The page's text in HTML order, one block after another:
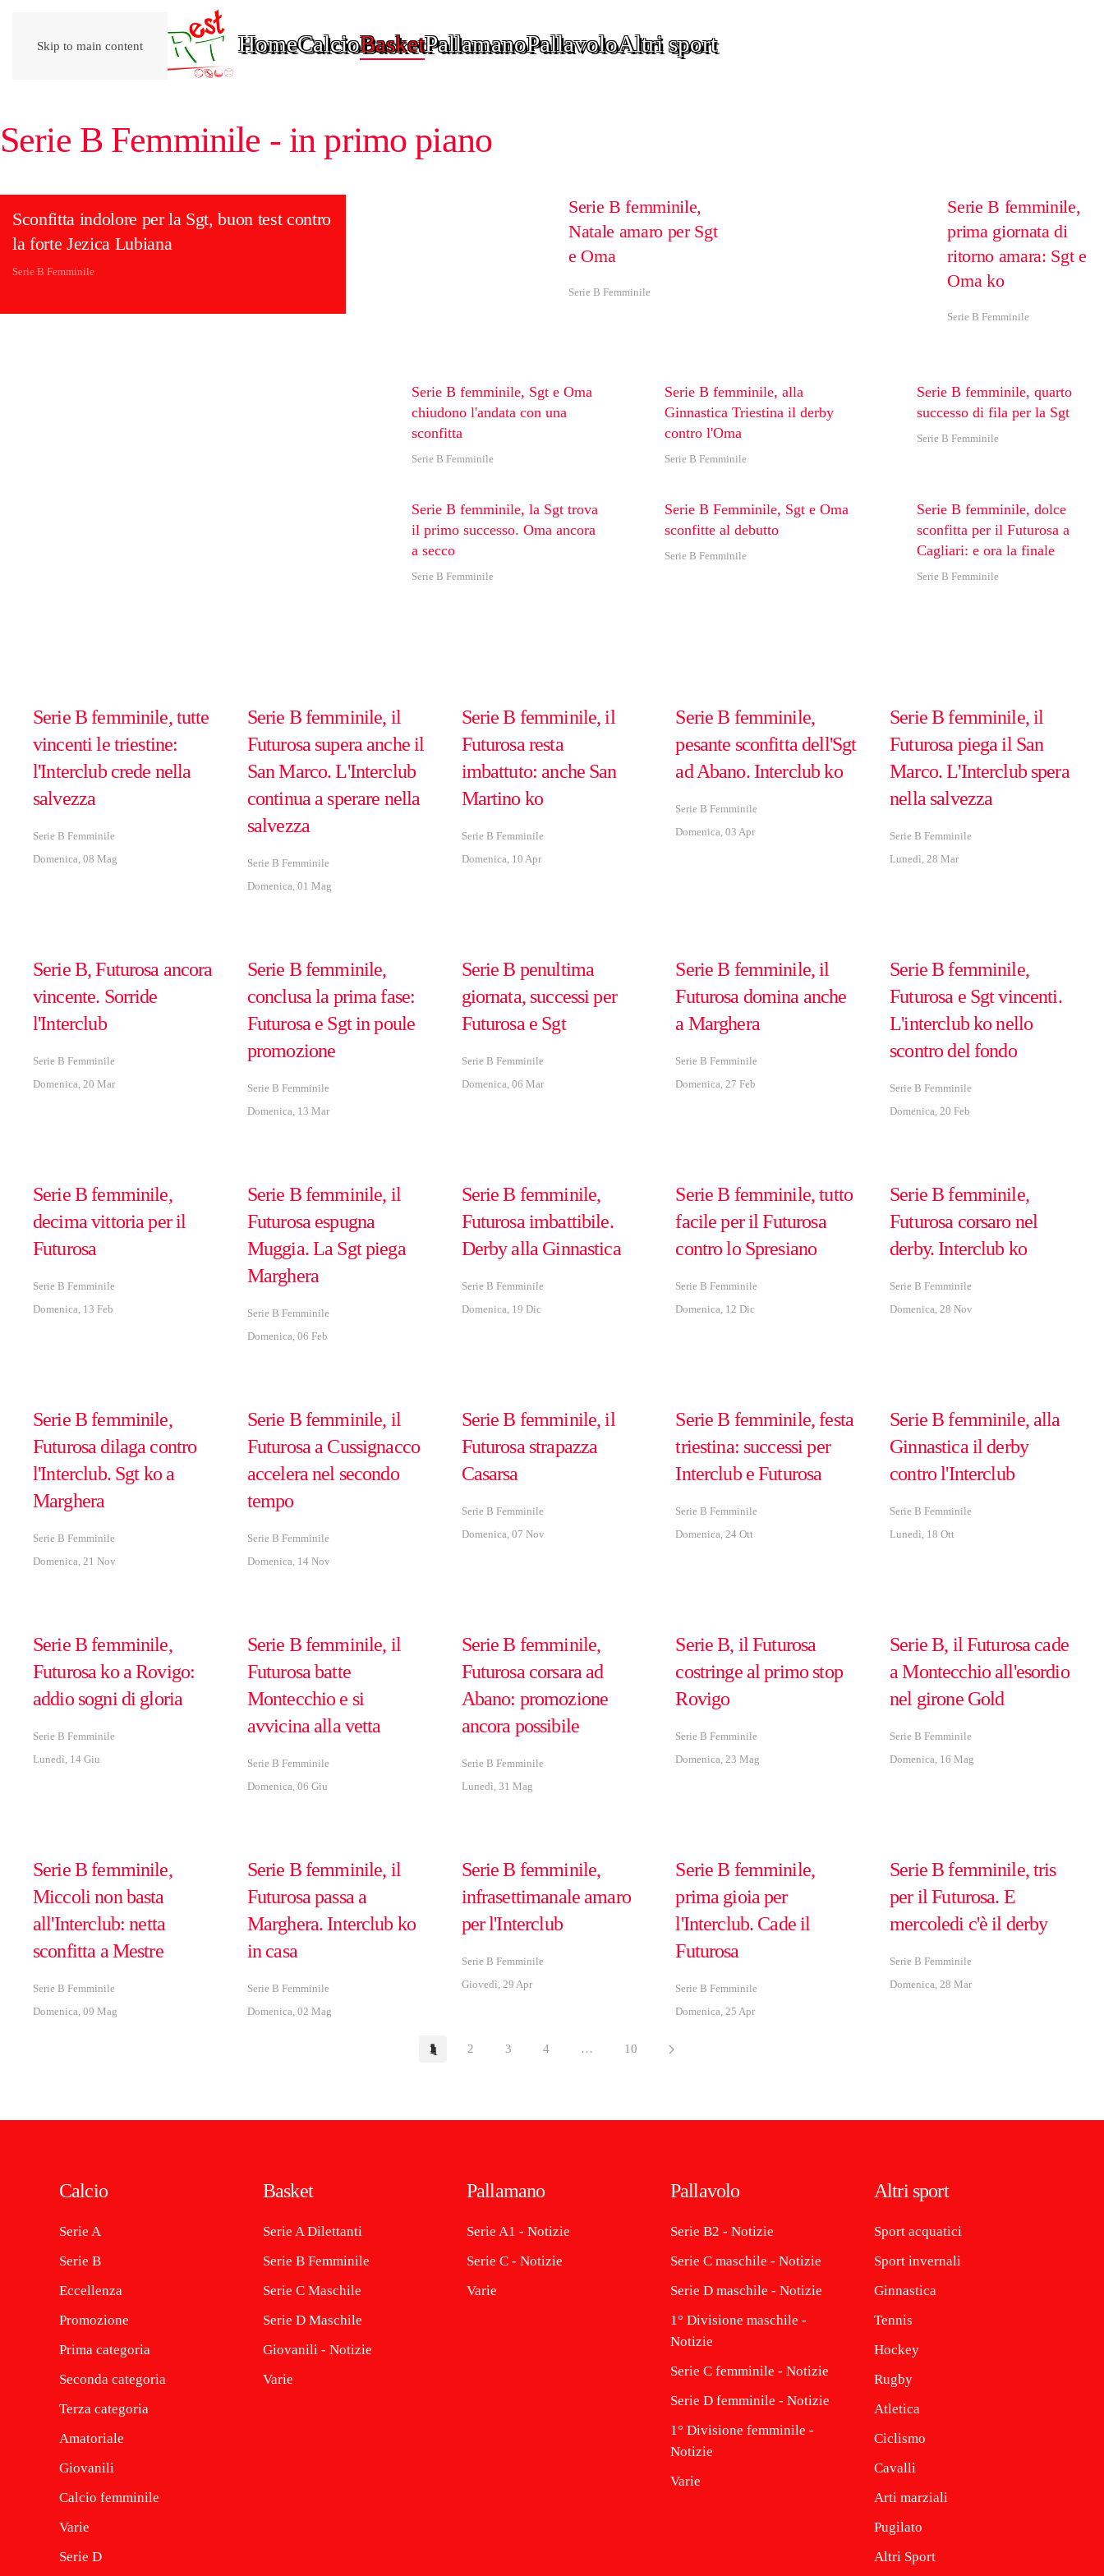
Skip to main content HomeCalcioBasketPallamanoPallavoloAltri sport
Serie B Femminile - in primo piano
Sconfitta indolore per la Sgt, buon test contro
la forte Jezica Lubiana
Serie B Femminile
Serie B femminile,
Natale amaro per Sgt
e Oma
Serie B Femminile
Serie B femminile,
prima giornata di
ritorno amara: Sgt e
Oma ko
Serie B Femminile
Serie B femminile, Sgt e Oma
chiudono l'andata con una
sconfitta
Serie B Femminile
Serie B femminile, alla
Ginnastica Triestina il derby
contro l'Oma
Serie B Femminile
Serie B femminile, quarto
successo di fila per la Sgt
Serie B Femminile
Serie B femminile, la Sgt trova
il primo successo. Oma ancora
a secco
Serie B Femminile
Serie B Femminile, Sgt e Oma
sconfitte al debutto
Serie B Femminile
Serie B femminile, dolce
sconfitta per il Futurosa a
Cagliari: e ora la finale
Serie B Femminile
Serie B femminile, tutte
vincenti le triestine:
l'Interclub crede nella
salvezza
Serie B Femminile
Domenica, 08 Mag
Serie B femminile, il
Futurosa supera anche il
San Marco. L'Interclub
continua a sperare nella
salvezza
Serie B Femminile
Domenica, 01 Mag
Serie B femminile, il
Futurosa resta
imbattuto: anche San
Martino ko
Serie B Femminile
Domenica, 10 Apr
Serie B femminile,
pesante sconfitta dell'Sgt
ad Abano. Interclub ko
Serie B Femminile
Domenica, 03 Apr
Serie B femminile, il
Futurosa piega il San
Marco. L'Interclub spera
nella salvezza
Serie B Femminile
Lunedì, 28 Mar
Serie B, Futurosa ancora
vincente. Sorride
l'Interclub
Serie B Femminile
Domenica, 20 Mar
Serie B femminile,
conclusa la prima fase:
Futurosa e Sgt in poule
promozione
Serie B Femminile
Domenica, 13 Mar
Serie B penultima
giornata, successi per
Futurosa e Sgt
Serie B Femminile
Domenica, 06 Mar
Serie B femminile, il
Futurosa domina anche
a Marghera
Serie B Femminile
Domenica, 27 Feb
Serie B femminile,
Futurosa e Sgt vincenti.
L'interclub ko nello
scontro del fondo
Serie B Femminile
Domenica, 20 Feb
Serie B femminile,
decima vittoria per il
Futurosa
Serie B Femminile
Domenica, 13 Feb
Serie B femminile, il
Futurosa espugna
Muggia. La Sgt piega
Marghera
Serie B Femminile
Domenica, 06 Feb
Serie B femminile,
Futurosa imbattibile.
Derby alla Ginnastica
Serie B Femminile
Domenica, 19 Dic
Serie B femminile, tutto
facile per il Futurosa
contro lo Spresiano
Serie B Femminile
Domenica, 12 Dic
Serie B femminile,
Futurosa corsaro nel
derby. Interclub ko
Serie B Femminile
Domenica, 28 Nov
Serie B femminile,
Futurosa dilaga contro
l'Interclub. Sgt ko a
Marghera
Serie B Femminile
Domenica, 21 Nov
Serie B femminile, il
Futurosa a Cussignacco
accelera nel secondo
tempo
Serie B Femminile
Domenica, 14 Nov
Serie B femminile, il
Futurosa strapazza
Casarsa
Serie B Femminile
Domenica, 07 Nov
Serie B femminile, festa
triestina: successi per
Interclub e Futurosa
Serie B Femminile
Domenica, 24 Ott
Serie B femminile, alla
Ginnastica il derby
contro l'Interclub
Serie B Femminile
Lunedì, 18 Ott
Serie B femminile,
Futurosa ko a Rovigo:
addio sogni di gloria
Serie B Femminile
Lunedì, 14 Giu
Serie B femminile, il
Futurosa batte
Montecchio e si
avvicina alla vetta
Serie B Femminile
Domenica, 06 Giu
Serie B femminile,
Futurosa corsara ad
Abano: promozione
ancora possibile
Serie B Femminile
Lunedì, 31 Mag
Serie B, il Futurosa
costringe al primo stop
Rovigo
Serie B Femminile
Domenica, 23 Mag
Serie B, il Futurosa cade
a Montecchio all'esordio
nel girone Gold
Serie B Femminile
Domenica, 16 Mag
Serie B femminile,
Miccoli non basta
all'Interclub: netta
sconfitta a Mestre
Serie B Femminile
Domenica, 09 Mag
Serie B femminile, il
Futurosa passa a
Marghera. Interclub ko
in casa
Serie B Femminile
Domenica, 02 Mag
Serie B femminile,
infrasettimanale amaro
per l'Interclub
Serie B Femminile
Giovedì, 29 Apr
Serie B femminile,
prima gioia per
l'Interclub. Cade il
Futurosa
Serie B Femminile
Domenica, 25 Apr
Serie B femminile, tris
per il Futurosa. E
mercoledi c'è il derby
Serie B Femminile
Domenica, 28 Mar
1 2 3 4 … 10
Calcio
Serie A
Serie B
Eccellenza
Promozione
Prima categoria
Seconda categoria
Terza categoria
Amatoriale
Giovanili
Calcio femminile
Varie
Serie D
Basket
Serie A Dilettanti
Serie B Femminile
Serie C Maschile
Serie D Maschile
Giovanili - Notizie
Varie
Pallamano
Serie A1 - Notizie
Serie C - Notizie
Varie
Pallavolo
Serie B2 - Notizie
Serie C maschile - Notizie
Serie D maschile - Notizie
1° Divisione maschile -
Notizie
Serie C femminile - Notizie
Serie D femminile - Notizie
1° Divisione femminile -
Notizie
Varie
Altri sport
Sport acquatici
Sport invernali
Ginnastica
Tennis
Hockey
Rugby
Atletica
Ciclismo
Cavalli
Arti marziali
Pugilato
Altri Sport